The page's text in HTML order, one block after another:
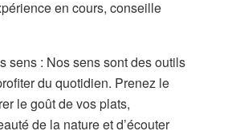
en cours, conseille
sens : Nos sens sont des outils
du quotidien. Prenez le
le goût de vos plats,
de la nature et d’écouter